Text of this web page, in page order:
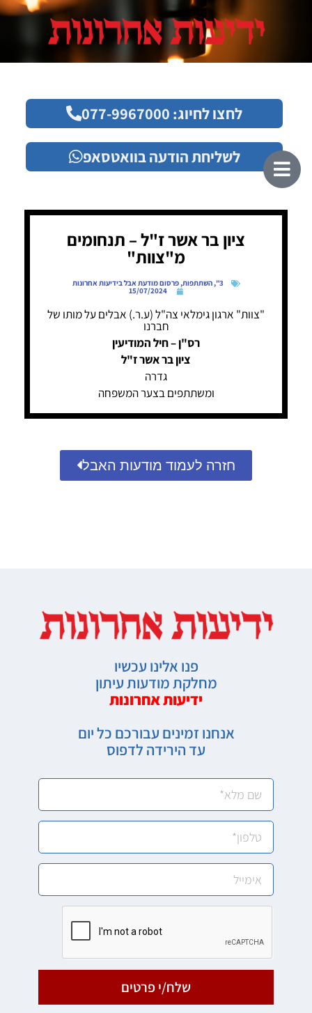
לחצו לחיוג: 077-9967000
לשליחת הודעה בוואטסאפ
ציון בר אשר ז"ל – תנחומים
מ"צוות"
3"
,השתתפות,פרסום מודעת אבל בידיעות אחרונות
15/07/2024
"צוות" ארגון גימלאי צה"ל (ע.ר.) אבלים על מותו של
חברנו
רס"ן – חיל המודיעין
ציון בר אשר ז"ל
גדרה
ומשתתפים בצער המשפחה
חזרה לעמוד מודעות האבל
פנו אלינו עכשיו
מחלקת מודעות עיתון
ידיעות אחרונות
אנחנו זמינים עבורכם כל יום
עד הירידה לדפוס
שלח/י פרטים